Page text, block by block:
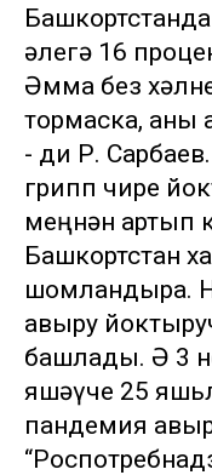
әлегә 16
Әмма без
тормаска, аны
- ди Р.
грипп чире
меңнән артып
Башкортстан
шомландыра.
авыру
башлады. Ә 3
яшәүче 25
пандемия